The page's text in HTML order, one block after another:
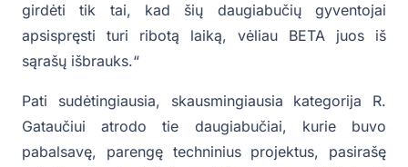
girdėti tik tai, kad šių daugiabučių gyventojai
apsispręsti turi ribotą laiką, vėliau BETA juos iš
sąrašų išbrauks.“
Pati sudėtingiausia, skausmingiausia kategorija R.
Gataučiui atrodo tie daugiabučiai, kurie buvo
pabalsavę, parengę techninius projektus, pasirašę